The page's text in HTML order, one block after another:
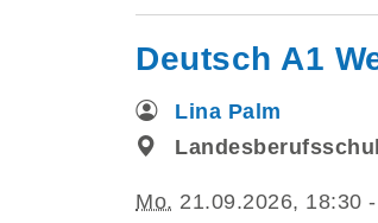
Deutsch A1
Lina Palm
Mo. 21.09.2026, 18:30